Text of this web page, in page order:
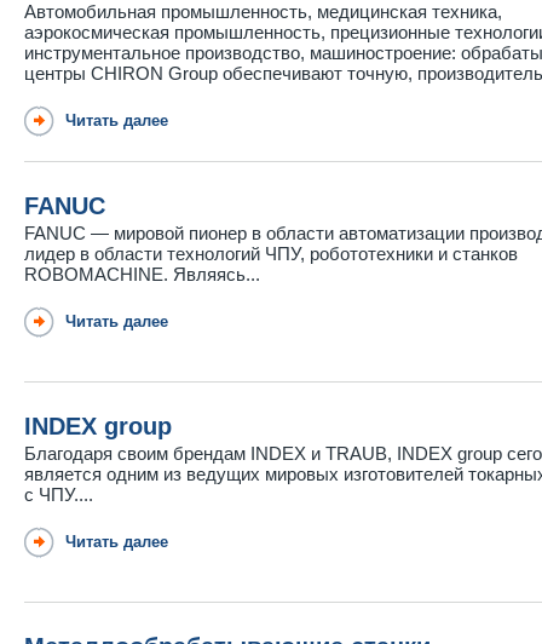
Автомобильная промышленность, медицинская техника,
аэрокосмическая промышленность, прецизионные
инструментальное производство, машиностроение:
центры CHIRON Group обеспечивают точную,
Читать далее
FANUC
FANUC — мировой пионер в области автоматизации
лидер в области технологий ЧПУ, робототехники и станков
ROBOMACHINE. Являясь...
Читать далее
INDEX group
Благодаря своим брендам INDEX и TRAUB, INDEX group
является одним из ведущих мировых изготовителей
с ЧПУ....
Читать далее